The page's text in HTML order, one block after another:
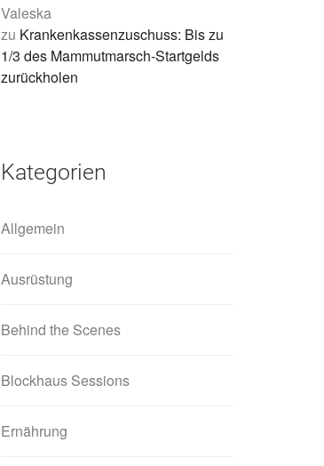
Valeska
zu Krankenkassenzuschuss: Bis zu
1/3 des Mammutmarsch-Startgelds
zurückholen
Kategorien
Allgemein
Ausrüstung
Behind the Scenes
Blockhaus Sessions
Ernährung